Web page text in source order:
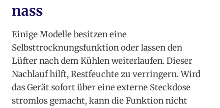
nass
Einige Modelle besitzen eine
Selbsttrocknungsfunktion oder lassen den
Lüfter nach dem Kühlen weiterlaufen. Dieser
Nachlauf hilft, Restfeuchte zu verringern. Wird
das Gerät sofort über eine externe Steckdose
stromlos gemacht, kann die Funktion nicht